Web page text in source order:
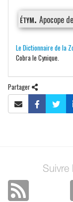
étym. Apocope de
Le Dictionnaire de la
Cobra le Cynique.
Partager
Suivre